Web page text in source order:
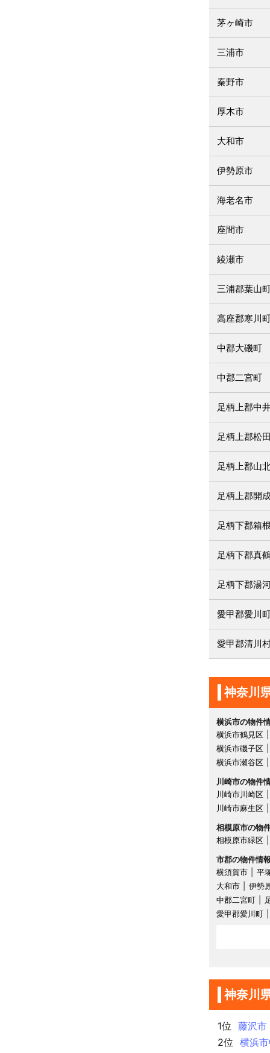
茅ヶ崎市
三浦市
秦野市
厚木市
大和市
伊勢原市
海老名市
座間市
綾瀬市
三浦郡葉山
高座郡寒川
中郡大磯町
中郡二宮町
足柄上郡中
足柄上郡松
足柄上郡山
足柄上郡開
足柄下郡箱
足柄下郡真
足柄下郡湯
愛甲郡愛川
愛甲郡清川
神奈川
横浜市の物件
横浜市鶴見区
横浜市磯子区
横浜市瀬谷区
川崎市の物件
川崎市川崎区
川崎市麻生区
相模原市の物
相模原市緑区
市郡の物件情報
横須賀市
平
大和市
伊勢
中郡二宮町
愛甲郡愛川町
神奈川
1位
藤沢市
2位
横浜